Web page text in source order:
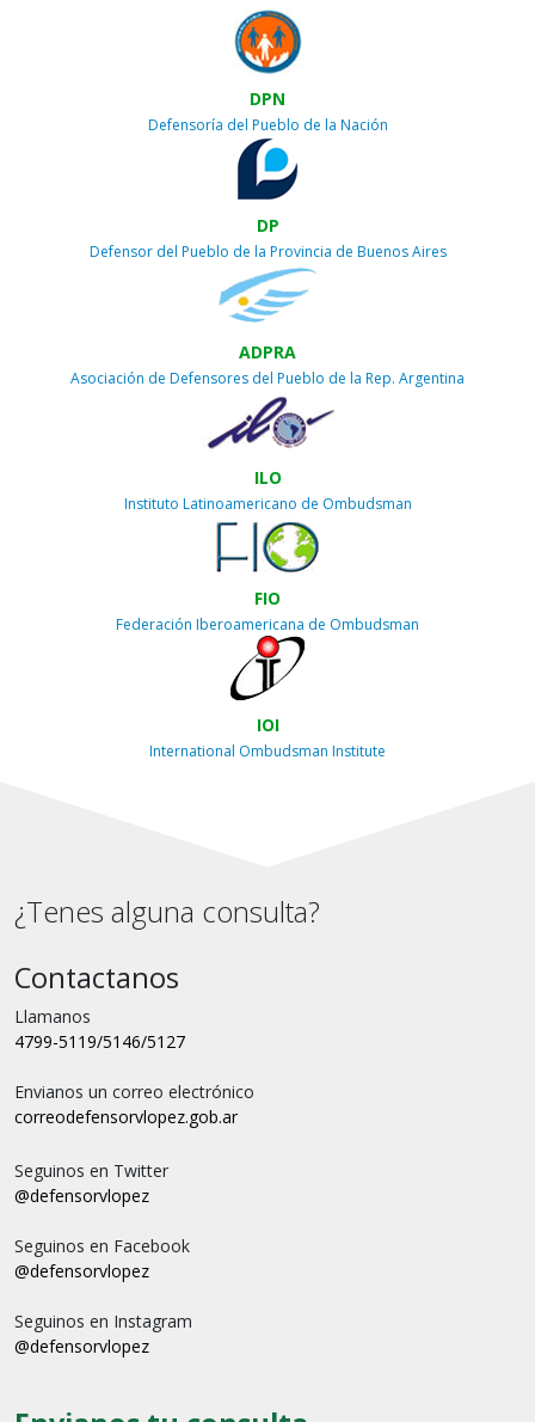
DPN
Defensoría del Pueblo de la Nación
DP
Defensor del Pueblo de la Provincia de Buenos Aires
ADPRA
Asociación de Defensores del Pueblo de la Rep. Argentina
ILO
Instituto Latinoamericano de Ombudsman
FIO
Federación Iberoamericana de Ombudsman
IOI
International Ombudsman Institute
¿Tenes alguna consulta?
Contactanos
Llamanos
4799-5119/5146/5127
Envianos un correo electrónico
correodefensorvlopez.gob.ar
Seguinos en Twitter
@defensorvlopez
Seguinos en Facebook
@defensorvlopez
Seguinos en Instagram
@defensorvlopez